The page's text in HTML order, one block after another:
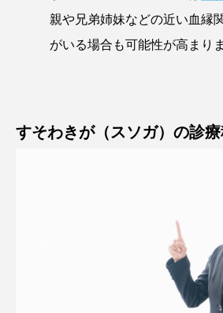
親や兄弟姉妹などの近い血縁
がいる場合も可能性が高まりま
すそわきが（スソガ）の診